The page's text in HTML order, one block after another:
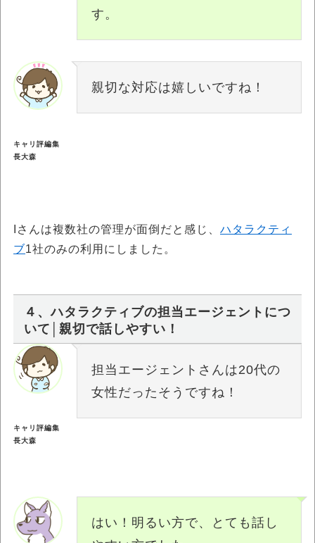
す。
キャリ評編集
長大森
親切な対応は嬉しいですね！
Iさんは複数社の管理が面倒だと感じ、 ハタラクティ
ブ1社のみの利用にしました。
４、ハタラクティブの担当エージェントにつ
いて│親切で話しやすい！
キャリ評編集
長大森
担当エージェントさんは20代の
女性だったそうですね！
はい！明るい方で、とても話し